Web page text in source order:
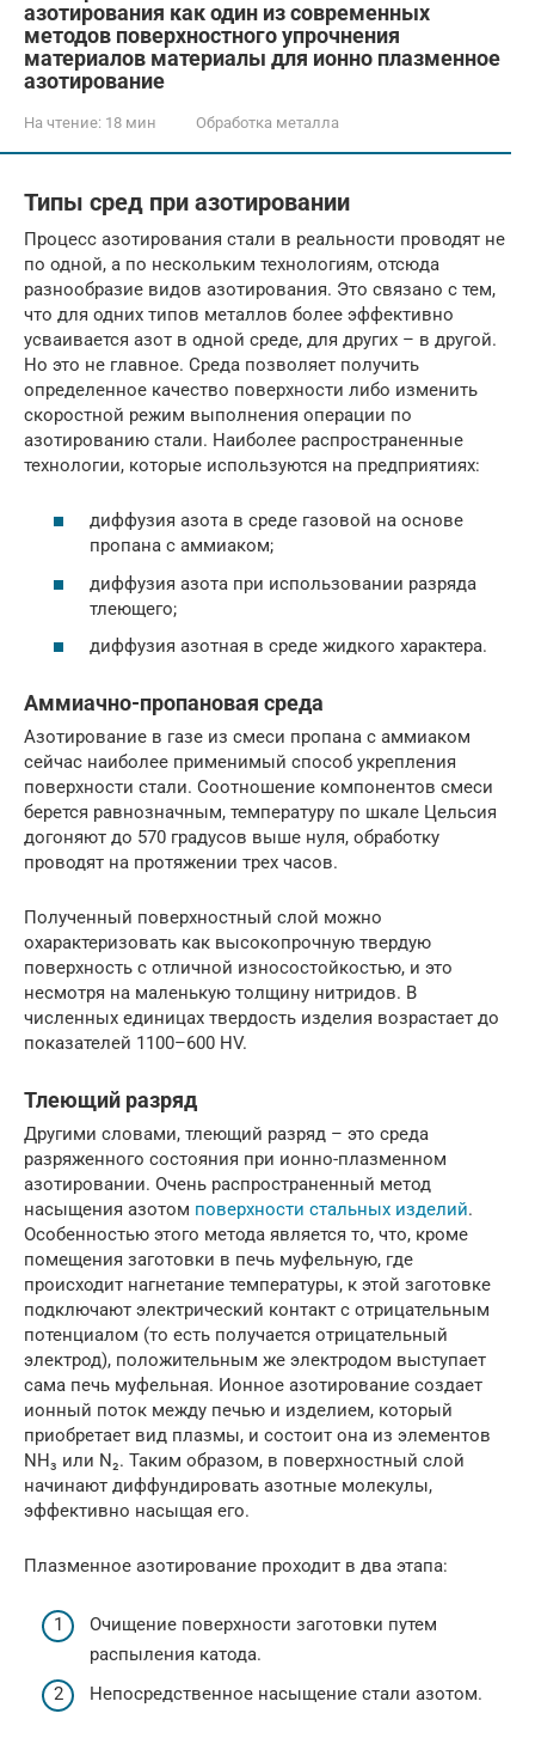
азотирования как один из современных
методов поверхностного упрочнения
материалов материалы для ионно плазменное
азотирование
На чтение: 18 мин Обработка металла
Типы сред при азотировании
Процесс азотирования стали в реальности проводят не
по одной, а по нескольким технологиям, отсюда
разнообразие видов азотирования. Это связано с тем,
что для одних типов металлов более эффективно
усваивается азот в одной среде, для других – в другой.
Но это не главное. Среда позволяет получить
определенное качество поверхности либо изменить
скоростной режим выполнения операции по
азотированию стали. Наиболее распространенные
технологии, которые используются на предприятиях:
диффузия азота в среде газовой на основе
пропана с аммиаком;
диффузия азота при использовании разряда
тлеющего;
диффузия азотная в среде жидкого характера.
Аммиачно-пропановая среда
Азотирование в газе из смеси пропана с аммиаком
сейчас наиболее применимый способ укрепления
поверхности стали. Соотношение компонентов смеси
берется равнозначным, температуру по шкале Цельсия
догоняют до 570 градусов выше нуля, обработку
проводят на протяжении трех часов.
Полученный поверхностный слой можно
охарактеризовать как высокопрочную твердую
поверхность с отличной износостойкостью, и это
несмотря на маленькую толщину нитридов. В
численных единицах твердость изделия возрастает до
показателей 1100–600 HV.
Тлеющий разряд
Другими словами, тлеющий разряд – это среда
разряженного состояния при ионно-плазменном
азотировании. Очень распространенный метод
насыщения азотом поверхности стальных изделий.
Особенностью этого метода является то, что, кроме
помещения заготовки в печь муфельную, где
происходит нагнетание температуры, к этой заготовке
подключают электрический контакт с отрицательным
потенциалом (то есть получается отрицательный
электрод), положительным же электродом выступает
сама печь муфельная. Ионное азотирование создает
ионный поток между печью и изделием, который
приобретает вид плазмы, и состоит она из элементов
NH₃ или N₂. Таким образом, в поверхностный слой
начинают диффундировать азотные молекулы,
эффективно насыщая его.
Плазменное азотирование проходит в два этапа:
Очищение поверхности заготовки путем
распыления катода.
Непосредственное насыщение стали азотом.